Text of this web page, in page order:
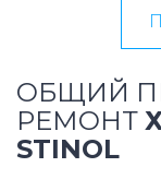
ОБЩИЙ
РЕМОНТ
STINOL